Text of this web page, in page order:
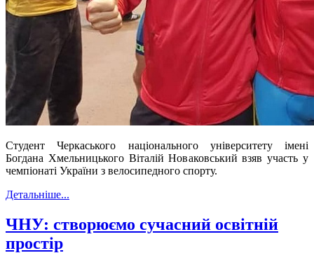
Студент Черкаського національного університету імені
Богдана Хмельницького Віталій Новаковський взяв участь у
чемпіонаті України з велосипедного спорту.
Детальніше...
ЧНУ: створюємо сучасний освітній
простір